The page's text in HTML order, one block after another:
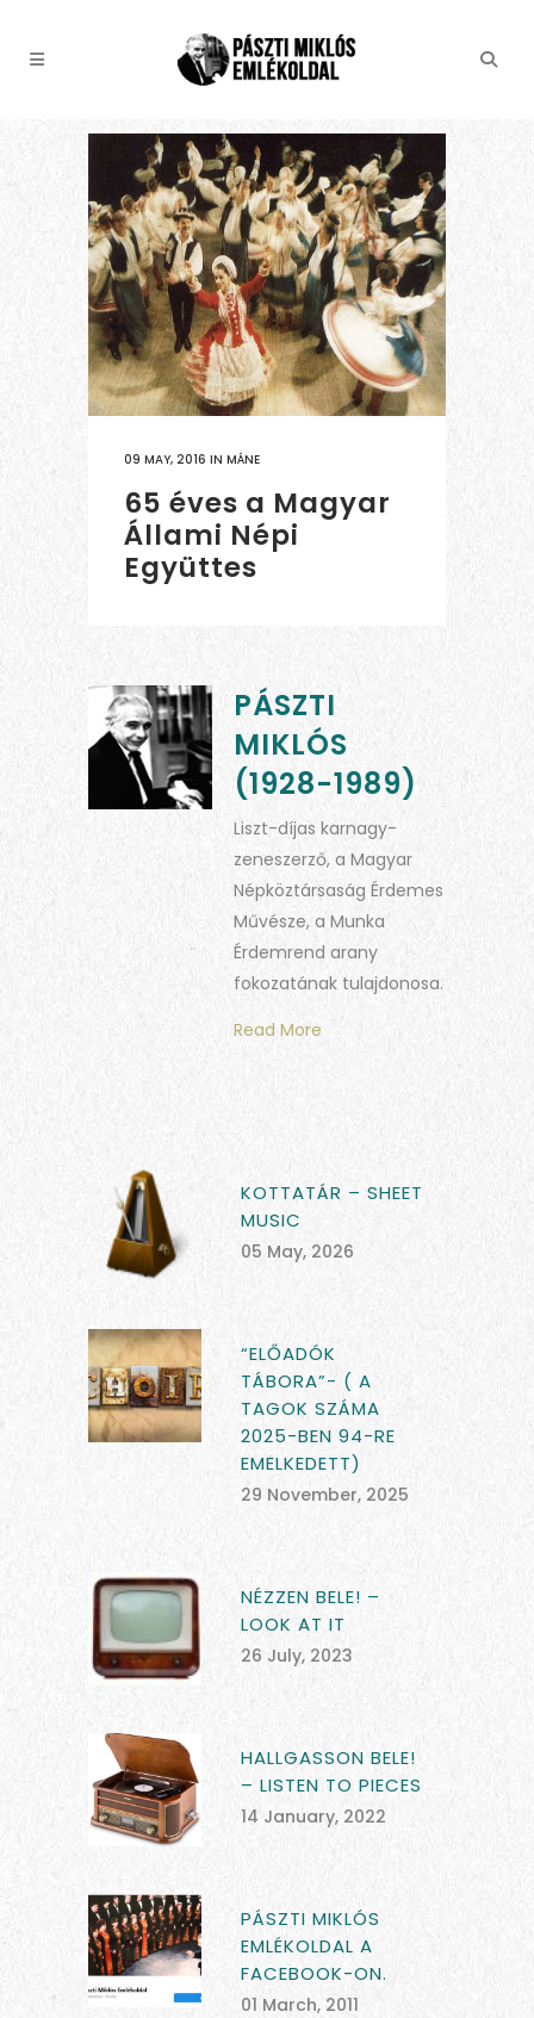
09 MAY, 2016 IN MÁNE
65 éves a Magyar
Állami Népi
Együttes
PÁSZTI
MIKLÓS
(1928-1989)
Liszt-díjas karnagy-
zeneszerző, a Magyar
Népköztársaság Érdemes
Művésze, a Munka
Érdemrend arany
fokozatának tulajdonosa.
Read More
KOTTATÁR – SHEET
MUSIC
05 May, 2026
“ELŐADÓK
TÁBORA”- ( A
TAGOK SZÁMA
2025-BEN 94-RE
EMELKEDETT)
29 November, 2025
NÉZZEN BELE! –
LOOK AT IT
26 July, 2023
HALLGASSON BELE!
– LISTEN TO PIECES
14 January, 2022
PÁSZTI MIKLÓS
EMLÉKOLDAL A
FACEBOOK-ON.
01 March, 2011